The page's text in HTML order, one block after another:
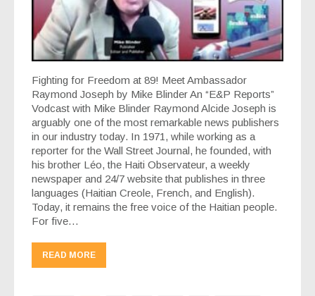
Fighting for Freedom at 89! Meet Ambassador
Raymond Joseph by Mike Blinder An “E&P Reports”
Vodcast with Mike Blinder Raymond Alcide Joseph is
arguably one of the most remarkable news publishers
in our industry today. In 1971, while working as a
reporter for the Wall Street Journal, he founded, with
his brother Léo, the Haiti Observateur, a weekly
newspaper and 24/7 website that publishes in three
languages (Haitian Creole, French, and English).
Today, it remains the free voice of the Haitian people.
For five…
READ MORE